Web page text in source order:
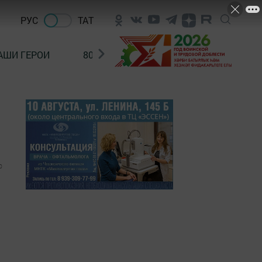
РУС ТАТ
ГЕРОИ 80 ЛЕТ ПОБЕДЫ! Финансовая